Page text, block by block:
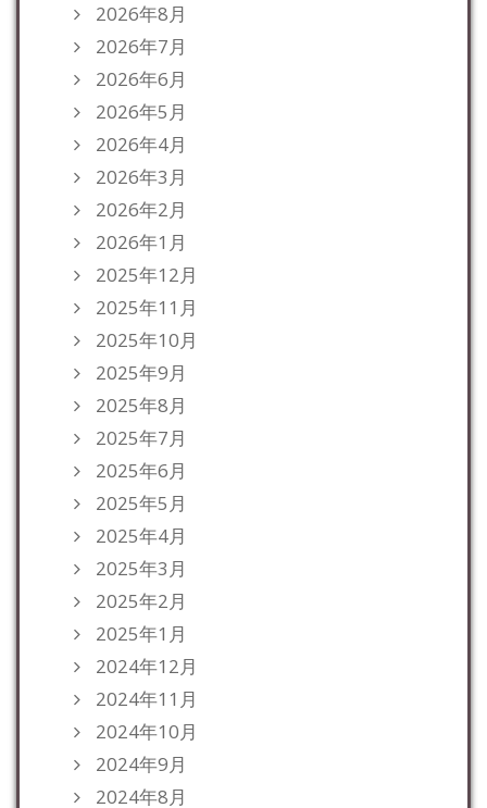
2026年8月
2026年7月
2026年6月
2026年5月
2026年4月
2026年3月
2026年2月
2026年1月
2025年12月
2025年11月
2025年10月
2025年9月
2025年8月
2025年7月
2025年6月
2025年5月
2025年4月
2025年3月
2025年2月
2025年1月
2024年12月
2024年11月
2024年10月
2024年9月
2024年8月